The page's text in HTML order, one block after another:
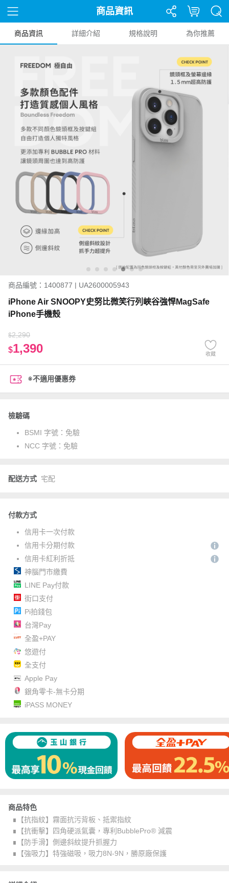
商品資訊
商品資訊 詳細介紹 規格說明 為你推薦
商品編號：1400877 | UA2600005943
iPhone Air SNOOPY史努比微笑行列峽谷強悍MagSafe
iPhone手機殼
$2,290
$1,390 收藏
※不適用優惠券
檢驗碼
BSMI 字號： 免驗
NCC 字號： 免驗
配送方式 宅配
付款方式
信用卡一次付款
信用卡分期付款
信用卡紅利折抵
神腦門市繳費
LINE Pay付款
街口支付
Pi拍錢包
台灣Pay
全盈+PAY
悠遊付
全支付
Apple Pay
銀角零卡-無卡分期
iPASS MONEY
商品特色
∎【抗指紋】霧面抗污背板、抵禦指紋
∎【抗衝擊】四角硬派氣囊，專利BubblePro® 減震
∎【防手滑】側邊斜紋提升抓握力
∎【強吸力】特強磁吸，吸力8N-9N，勝原廠保護